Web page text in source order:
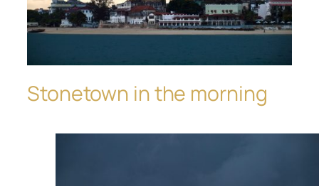
Stonetown in the morning